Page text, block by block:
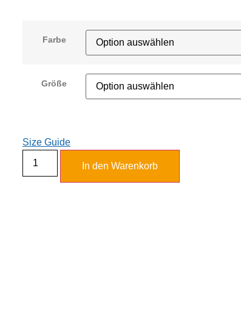
Farbe
Größe
Size Guide
In den Warenkorb